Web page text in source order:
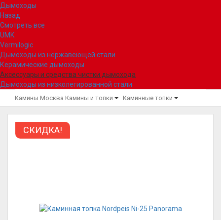
Дымоходы
Назад
Смотреть все
UMK
Vermilogic
Дымоходы из нержавеющей стали
Керамические дымоходы
Аксессуары и средства чистки дымохода
Дымоходы из низколегированной стали
Камины Москва Камины и топки Каминные топки
СКИДКА!